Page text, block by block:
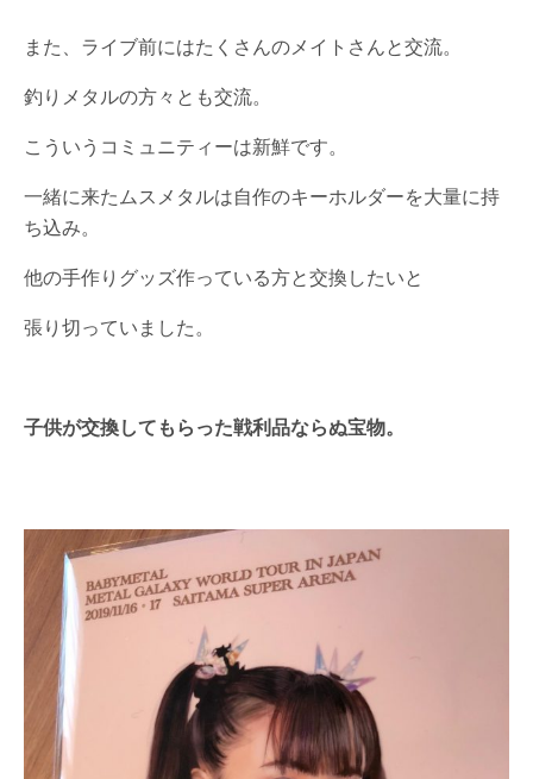
また、ライブ前にはたくさんのメイトさんと交流。
釣りメタルの方々とも交流。
こういうコミュニティーは新鮮です。
一緒に来たムスメタルは自作のキーホルダーを大量に持
ち込み。
他の手作りグッズ作っている方と交換したいと
張り切っていました。
子供が交換してもらった戦利品ならぬ宝物。